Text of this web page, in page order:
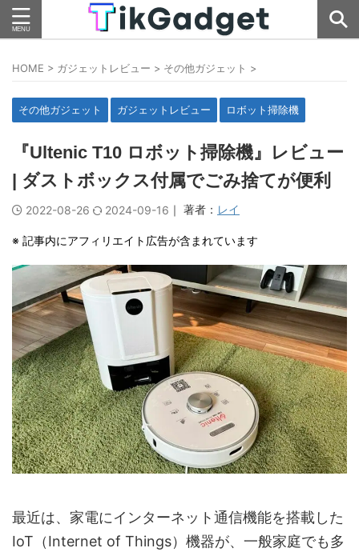
HOME > ガジェットレビュー > その他ガジェット >
その他ガジェット ガジェットレビュー ロボット掃除機
『Ultenic T10 ロボット掃除機』レビュー
| ダストボックス付属でごみ捨てが便利
2022-08-26 2024-09-16 ｜ 著者： レイ
※ 記事内にアフィリエイト広告が含まれています
最近は、家電にインターネット通信機能を搭載した
IoT（Internet of Things）機器が、一般家庭でも多